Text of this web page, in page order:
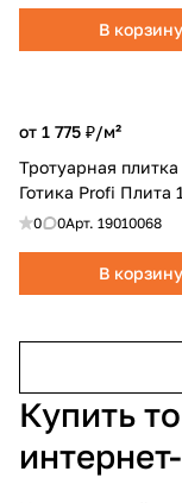
В корзину
от 1 775 ₽/м²
Тротуарная
Готика Profi Плита
0 0Арт. 19010068
В корзину
Купить